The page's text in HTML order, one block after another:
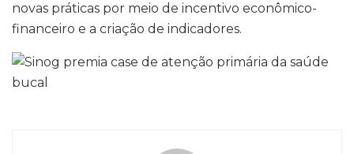
novas práticas por meio de incentivo econômico-
financeiro e a criação de indicadores.